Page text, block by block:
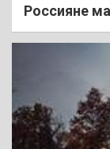
Россияне